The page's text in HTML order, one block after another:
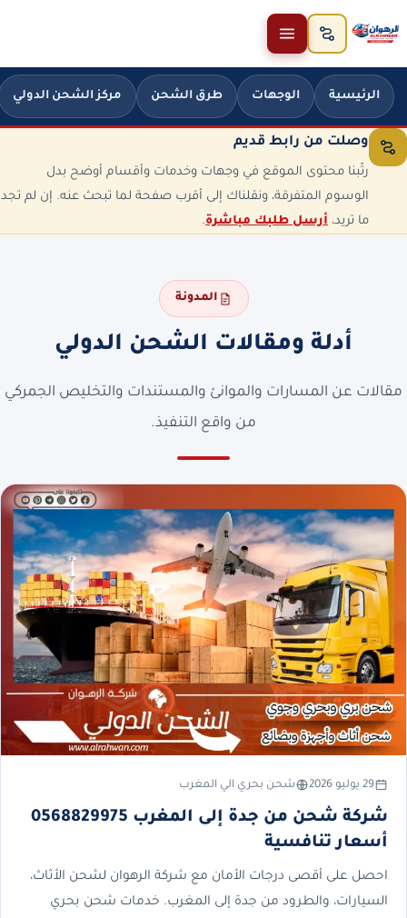
تخطَّ إلى المحتوى
الرئيسية الوجهات طرق الشحن مركز الشحن الدولي
وصلت من رابط قديم
رتّبنا محتوى الموقع في وجهات وخدمات وأقسام أوضح بدل
الوسوم المتفرقة، ونقلناك إلى أقرب صفحة لما تبحث عنه. إن لم تجد
ما تريد، أرسل طلبك مباشرة.
المدونة
أدلة ومقالات الشحن الدولي
مقالات عن المسارات والموانئ والمستندات والتخليص الجمركي
من واقع التنفيذ.
29 يوليو 2026 شحن بحري الي المغرب
شركة شحن من جدة إلى المغرب 0568829975
أسعار تنافسية
احصل على أقصى درجات الأمان مع شركة الرهوان لشحن الأثاث،
السيارات، والطرود من جدة إلى المغرب. خدمات شحن بحري